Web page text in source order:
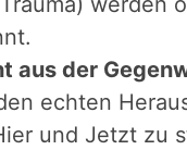
aus der
echten
und Jetzt zu